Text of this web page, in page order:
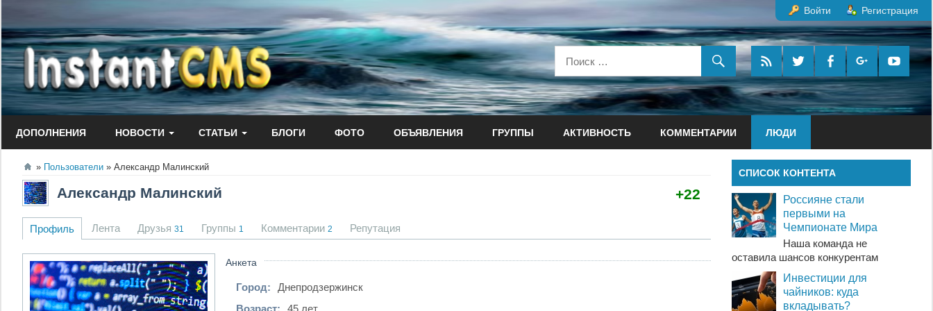
к
содержанию
Войти Регистрация
ДОПОЛНЕНИЯ НОВОСТИ СТАТЬИ БЛОГИ ФОТО ОБЪЯВЛЕНИЯ ГРУППЫ АКТИВНОСТЬ КОММЕНТАРИИ ЛЮДИ
Пользователи Александр Малинский
+22
Александр Малинский
Профиль Лента Друзья 31 Группы 1 Комментарии 2 Репутация
Анкета
Город:
Днепродзержинск
СПИСОК КОНТЕНТА
Россияне стали
первыми на
Чемпионате Мира
Наша команда не
оставила шансов конкурентам
Инвестиции для
чайников: куда
вкладывать?